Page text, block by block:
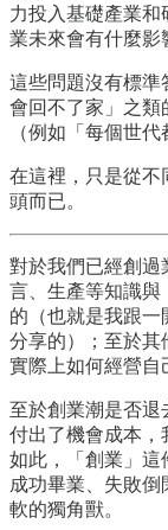
力投入基礎產業和
業未來會有什麼影
這些問題沒有標準
會回不了家」之類
（例如「每個世
在這裡，只是從不
頭而已。
對於我們已經創過
言、生產等知識與
的（也就是我跟
分享的）；至於其
實際上如何經營自
至於創業潮是否退
付出了機會成本，
如此，「創業」這
成功畢業、失敗
軟的獨角獸。